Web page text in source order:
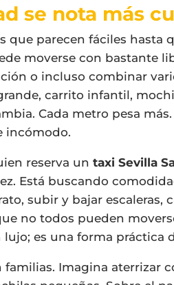
se nota más
que parecen fáciles hasta
moverse con bastante
o incluso combinar
carrito infantil,
Cada metro pesa
incómodo.
reserva untaxi Sevilla
Está buscando
subir y bajar escaleras,
no todos pueden
lujo; es una forma práctica
familias. Imagina aterrizar